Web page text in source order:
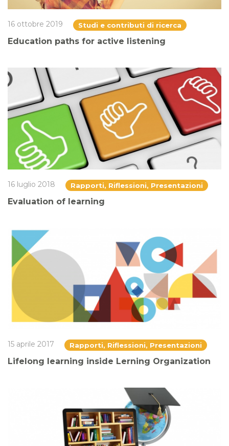
16 ottobre 2019 Studi e contributi di ricerca
Education paths for active listening
16 luglio 2018 Rapporti, Riflessioni, Presentazioni
Evaluation of learning
15 aprile 2017 Rapporti, Riflessioni, Presentazioni
Lifelong learning inside Lerning Organization